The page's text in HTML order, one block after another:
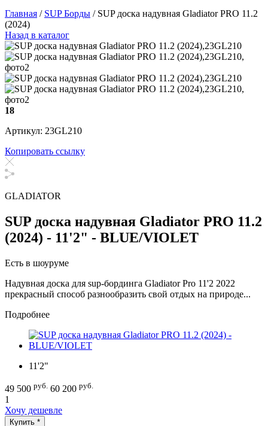
Главная / SUP Борды / SUP доска надувная Gladiator PRO 11.2
(2024)
Назад в каталог
18
Артикул: 23GL210
Копировать ссылку
GLADIATOR
SUP доска надувная Gladiator PRO 11.2
(2024) - 11'2" - BLUE/VIOLET
Есть в шоуруме
Надувная доска для sup-бординга Gladiator Pro 11'2 2022
прекрасный способ разнообразить свой отдых на природе...
Подробнее
11'2"
49 500 руб. 60 200 руб.
1
Хочу дешевле
Купить *